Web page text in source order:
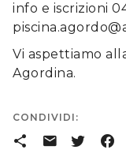
CONDIVIDI:
󰒗 󰇮 󰕄 󰈌
info e iscrizioni
Vi aspettiamo
Agordina.